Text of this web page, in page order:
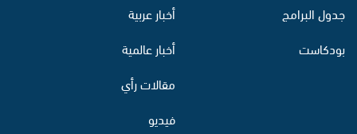
جدول البرامج
بودكاست
أخبار عربية
أخبار عالمية
مقالات رأي
فيديو